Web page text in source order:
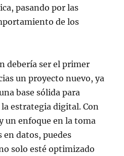
pasando por las
de los
debería ser el primer
un proyecto nuevo, ya
base sólida para
estrategia digital. Con
un enfoque en la toma
en datos, puedes
solo esté optimizado